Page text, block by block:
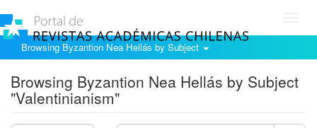
Browsing Byzantion Nea Hellás by Subject
Browsing Byzantion Nea Hellás by Subject
"Valentinianism"